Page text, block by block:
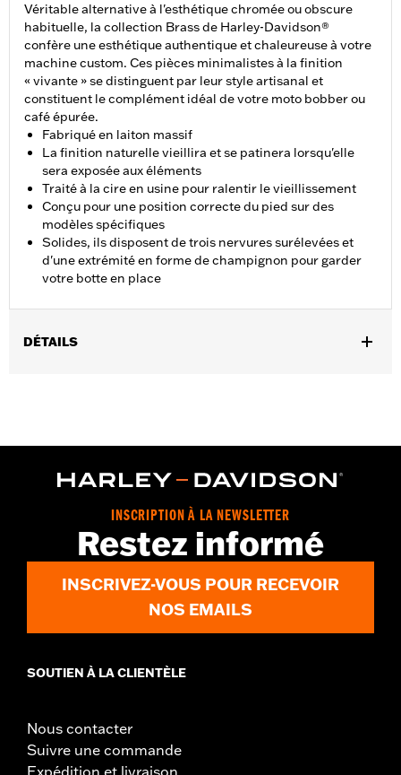
Véritable alternative à l'esthétique chromée ou obscure
habituelle, la collection Brass de Harley-Davidson®
confère une esthétique authentique et chaleureuse à votre
machine custom. Ces pièces minimalistes à la finition
« vivante » se distinguent par leur style artisanal et
constituent le complément idéal de votre moto bobber ou
café épurée.
Fabriqué en laiton massif
La finition naturelle vieillira et se patinera lorsqu'elle
sera exposée aux éléments
Traité à la cire en usine pour ralentir le vieillissement
Conçu pour une position correcte du pied sur des
modèles spécifiques
Solides, ils disposent de trois nervures surélevées et
d'une extrémité en forme de champignon pour garder
votre botte en place
DÉTAILS
Collection:Brass
Dans la boîte:Repose-pieds gauche et droit, instructions de
nettoyage et d’entretien
INSCRIPTION À LA NEWSLETTER
Restez informé
INSCRIVEZ-VOUS POUR RECEVOIR
NOS EMAILS
SOUTIEN À LA CLIENTÈLE
Nous contacter
Suivre une commande
Expédition et livraison